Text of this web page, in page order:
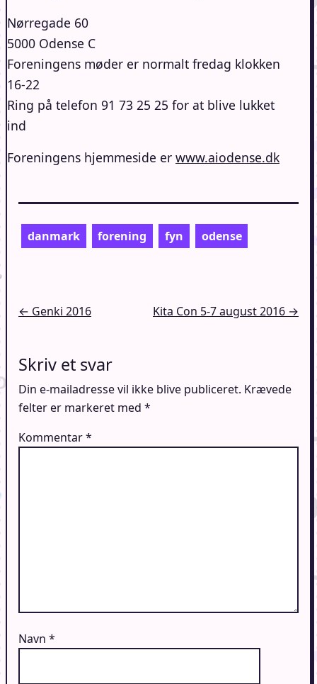
Nørregade 60
5000 Odense C
Foreningens møder er normalt fredag klokken
16-22
Ring på telefon 91 73 25 25 for at blive lukket
ind
Foreningens hjemmeside er www.aiodense.dk
danmark forening fyn odense
Indlægsnavigation
← Genki 2016 Kita Con 5-7 august 2016 →
Skriv et svar
Din e-mailadresse vil ikke blive publiceret. Krævede
felter er markeret med *
Kommentar*
Navn *